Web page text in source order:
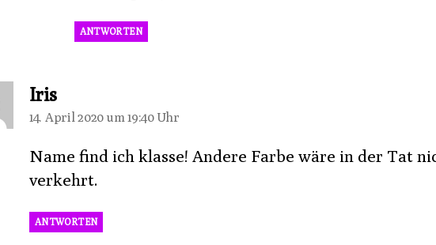
ANTWORTEN
Irissagt:
14. April 2020 um 19:40 Uhr
Name find ich klasse! Andere Farbe wäre in der Tat
verkehrt.
ANTWORTEN